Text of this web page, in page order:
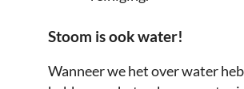
Stoom is ook water!
Wanneer we het over water